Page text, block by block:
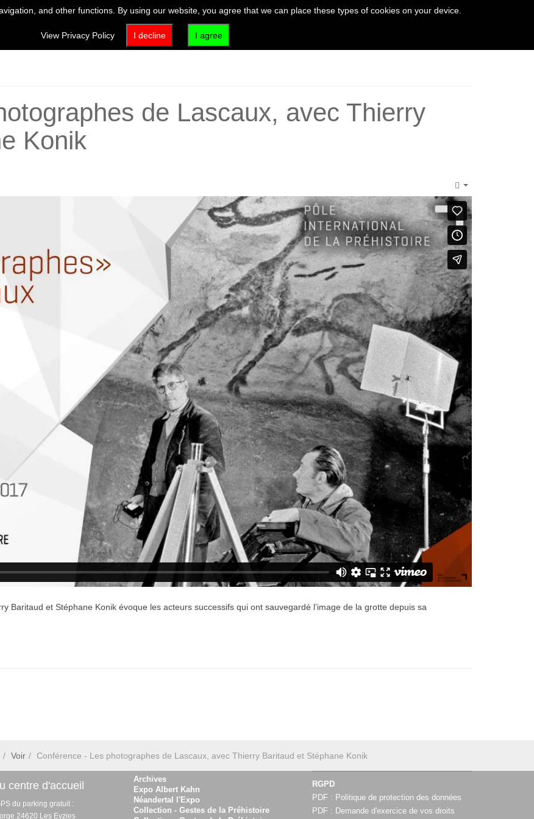
EXHIBITIONS & EVENTS ACTIVITIES & EDUCATION THE VEZERE VALLEY
de Lascaux, avec Thierry
Konik
Baritaud et Stéphane Konik évoque les acteurs successifs qui ont sauvegardé l’image de la grotte depuis sa
Voir Conférence - Les photographes de Lascaux, avec Thierry Baritaud et Stéphane Konik
centre d'accueil
du parking gratuit :
24620 Les Eyzies
Archives
Expo Albert Kahn
Néandertal l'Expo
Collection - Gestes de la Préhistoire
RGPD
PDF : Politique de protection des données
PDF : Demande d'exercice de vos droits
and other functions. By using our website, you agree that we can place these types of cookies on your device.
View Privacy Policy I decline I agree